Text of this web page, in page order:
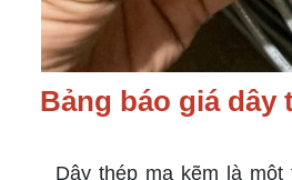
Bảng báo giá dây
Dây thép mạ kẽm là một